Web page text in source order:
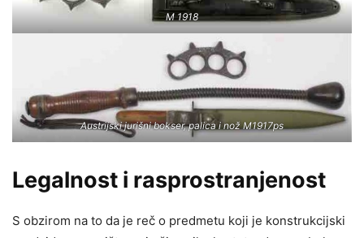
М 1918
Austrijski jurišni bokser, palica i nož M1917ps
Legalnost i rasprostranjenost
S obzirom na to da je reč o predmetu koji je konstrukcijski